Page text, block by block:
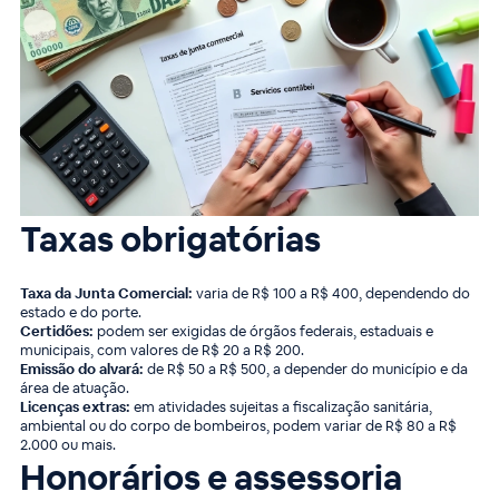
Taxas obrigatórias
Taxa da Junta Comercial: varia de R$ 100 a R$ 400, dependendo do
estado e do porte.
Certidões: podem ser exigidas de órgãos federais, estaduais e
municipais, com valores de R$ 20 a R$ 200.
Emissão do alvará: de R$ 50 a R$ 500, a depender do município e da
área de atuação.
Licenças extras: em atividades sujeitas a fiscalização sanitária,
ambiental ou do corpo de bombeiros, podem variar de R$ 80 a R$
2.000 ou mais.
Honorários e assessoria